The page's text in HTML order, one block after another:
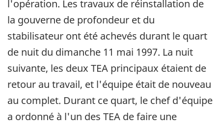
l'opération. Les travaux de réinstallation de
la gouverne de profondeur et du
stabilisateur ont été achevés durant le quart
de nuit du dimanche 11 mai 1997. La nuit
suivante, les deux TEA principaux étaient de
retour au travail, et l'équipe était de nouveau
au complet. Durant ce quart, le chef d'équipe
a ordonné à l'un des TEA de faire une